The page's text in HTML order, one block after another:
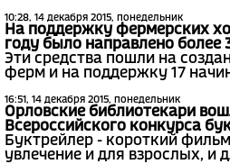
10:28, 14 декабря 2015, понедельник
На поддержку фермерских
году было направлено более
Эти средства пошли на
ферм и на поддержку 17
16:51, 14 декабря 2015, понедельник
Орловские библиотекари
Всероссийского конкурса
Буктрейлер - короткий
увлечение и для взрослых, и